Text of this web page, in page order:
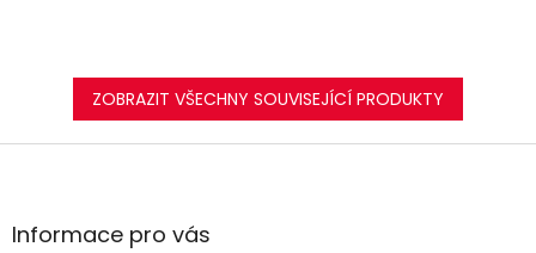
ZOBRAZIT VŠECHNY SOUVISEJÍCÍ PRODUKTY
Z
aInformace pro vás